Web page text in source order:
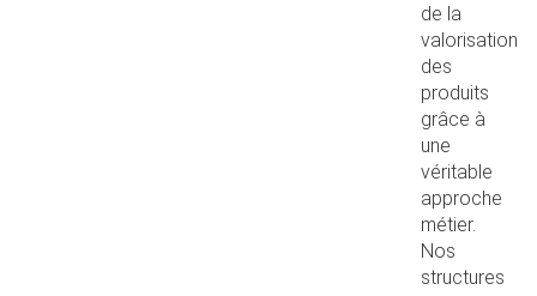
de la
valorisation
des
produits
grâce à
une
véritable
approche
métier.
Nos
structures